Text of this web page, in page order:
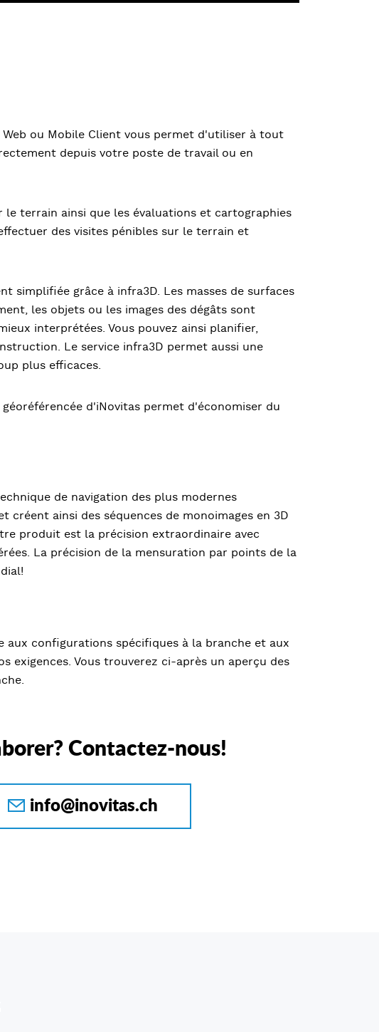
ou Mobile Client vous permet d'utiliser à tout
depuis votre poste de travail ou en
terrain ainsi que les évaluations et cartographies
des visites pénibles sur le terrain et
simplifiée grâce à infra3D. Les masses de surfaces
les objets ou les images des dégâts sont
interprétées. Vous pouvez ainsi planifier,
Le service infra3D permet aussi une
plus efficaces.
d'iNovitas permet d'économiser du
de navigation des plus modernes
ainsi des séquences de monoimages en 3D
produit est la précision extraordinaire avec
La précision de la mensuration par points de la
configurations spécifiques à la branche et aux
exigences. Vous trouverez ci-après un aperçu des
Contactez-nous!
info@inovitas.ch